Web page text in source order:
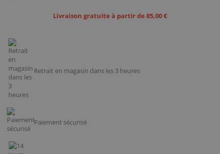
Livraison gratuite à partir de 85,00 €
Retrait en magasin dans les 3 heures
Paiement sécurisé